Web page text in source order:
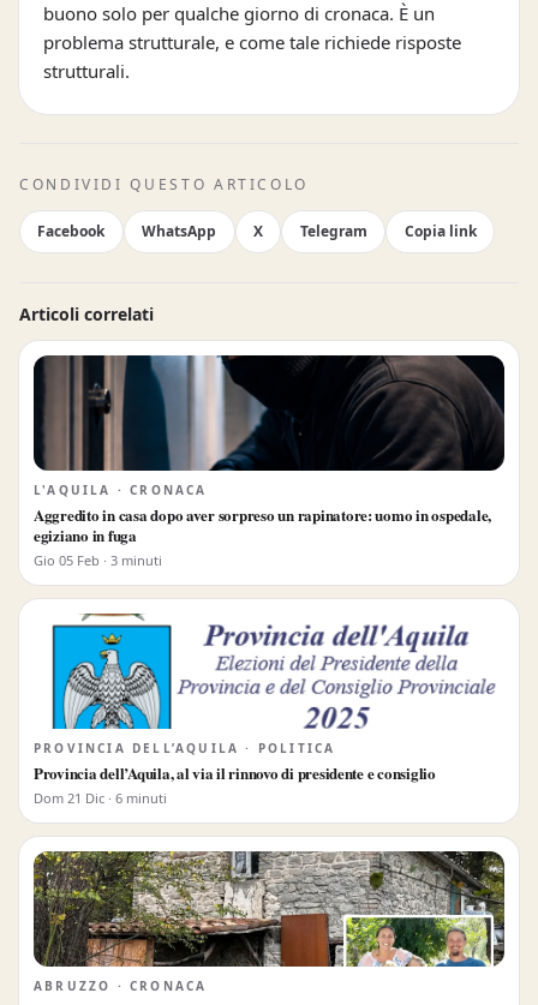
buono solo per qualche giorno di cronaca. È un
problema strutturale, e come tale richiede risposte
strutturali.
CONDIVIDI QUESTO ARTICOLO
Facebook WhatsApp X Telegram Copia link
Articoli correlati
L'AQUILA · CRONACA
Aggredito in casa dopo aver sorpreso un rapinatore: uomo in ospedale,
egiziano in fuga
Gio 05 Feb · 3 minuti
PROVINCIA DELL’AQUILA · POLITICA
Provincia dell’Aquila, al via il rinnovo di presidente e consiglio
Dom 21 Dic · 6 minuti
ABRUZZO · CRONACA